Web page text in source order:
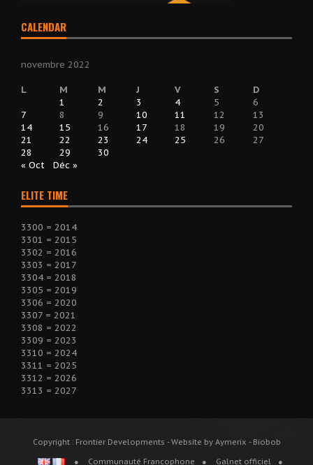
CALENDAR
novembre 2022
L M M J V S
D
1
2 3 4 5
6
7
8 9 10 11 12
13
14
15 16 17 18 19
20
21
22 23 24 25 26
27
28
29
30
« Oct
Déc »
ELITE TIME
3300 = 2014
3301 = 2015
3302 = 2016
3303 = 2017
3304 = 2018
3305 = 2019
3306 = 2020
3307 = 2021
3308 = 2022
3309 = 2023
3310 = 2024
3311 = 2025
3312 = 2026
3313 = 2027
Copyright : Frontier Developments - Website by Aymerix - Biobob
Communauté Francophone
Galnet officiel